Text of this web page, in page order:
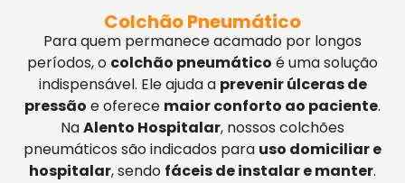
Colchão Pneumático
Para quem permanece acamado por longos
períodos, o colchão pneumático é uma solução
indispensável. Ele ajuda a prevenir úlceras de
pressão e oferece maior conforto ao paciente.
NaAlento Hospitalar, nossos colchões
pneumáticos são indicados para uso domiciliar e
hospitalar, sendo fáceis de instalar e manter.